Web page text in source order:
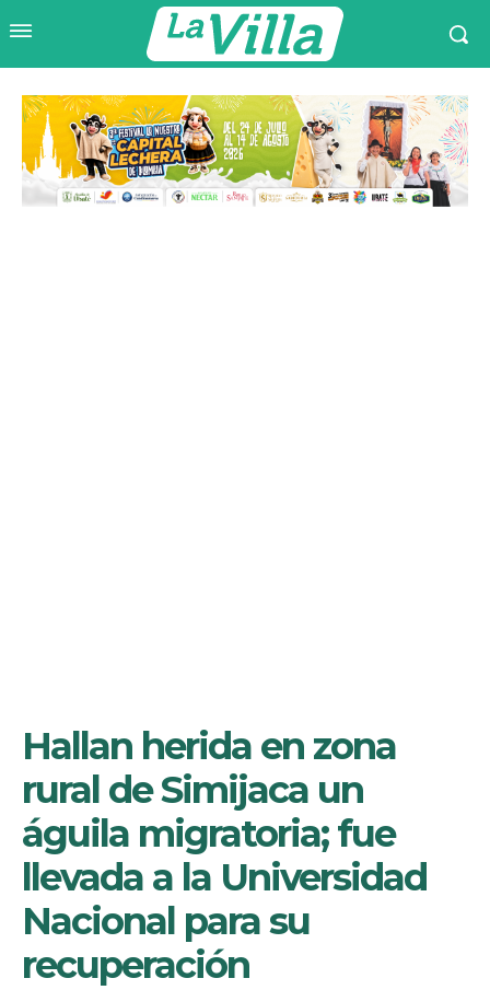
Hallan herida en zona
rural de Simijaca un
águila migratoria; fue
llevada a la Universidad
Nacional para su
recuperación